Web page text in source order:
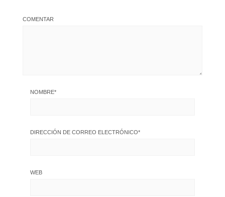
COMENTAR
NOMBRE*
DIRECCIÓN DE CORREO ELECTRÓNICO*
WEB